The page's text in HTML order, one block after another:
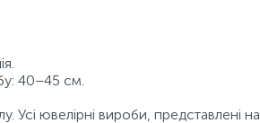
40–45 см.
Усі ювелірні вироби, представлені на